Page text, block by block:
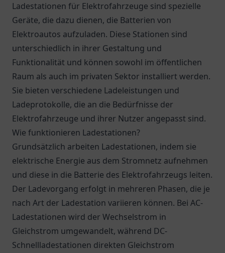
Ladestationen für Elektrofahrzeuge sind spezielle
Geräte, die dazu dienen, die Batterien von
Elektroautos aufzuladen. Diese Stationen sind
unterschiedlich in ihrer Gestaltung und
Funktionalität und können sowohl im öffentlichen
Raum als auch im privaten Sektor installiert werden.
Sie bieten verschiedene Ladeleistungen und
Ladeprotokolle, die an die Bedürfnisse der
Elektrofahrzeuge und ihrer Nutzer angepasst sind.
Wie funktionieren Ladestationen?
Grundsätzlich arbeiten Ladestationen, indem sie
elektrische Energie aus dem Stromnetz aufnehmen
und diese in die Batterie des Elektrofahrzeugs leiten.
Der Ladevorgang erfolgt in mehreren Phasen, die je
nach Art der Ladestation variieren können. Bei AC-
Ladestationen wird der Wechselstrom in
Gleichstrom umgewandelt, während DC-
Schnellladestationen direkten Gleichstrom